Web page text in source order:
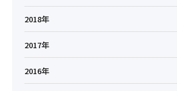
2018年
2017年
2016年